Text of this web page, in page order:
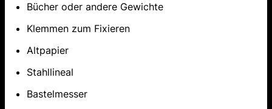
Bücher oder andere Gewichte
Klemmen zum Fixieren
Altpapier
Stahllineal
Bastelmesser